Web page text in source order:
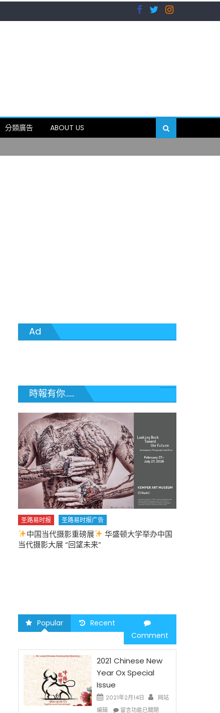
分類廣告
ABOUT US
Ad
時報有你......
圣路易时报 圣路易时报广告
中国当代摄影重磅展
华盛顿大学举办中国
当代摄影大展 “回望未来”
Popular
Recent
Comment
2021 Chinese New
Year Ox Special
Issue
2021年2月14日
网站
编辑
在
留言功能已關閉